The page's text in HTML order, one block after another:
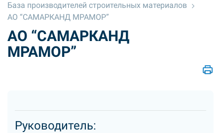
База производителей строительных материалов
АО “САМАРКАНД МРАМОР”
АО “САМАРКАНД
МРАМОР”
Руководитель: